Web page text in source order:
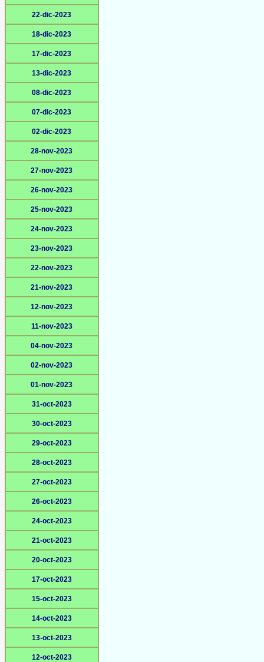
22-dic-2023
18-dic-2023
17-dic-2023
13-dic-2023
08-dic-2023
07-dic-2023
02-dic-2023
28-nov-2023
27-nov-2023
26-nov-2023
25-nov-2023
24-nov-2023
23-nov-2023
22-nov-2023
21-nov-2023
12-nov-2023
11-nov-2023
04-nov-2023
02-nov-2023
01-nov-2023
31-oct-2023
30-oct-2023
29-oct-2023
28-oct-2023
27-oct-2023
26-oct-2023
24-oct-2023
21-oct-2023
20-oct-2023
17-oct-2023
15-oct-2023
14-oct-2023
13-oct-2023
12-oct-2023